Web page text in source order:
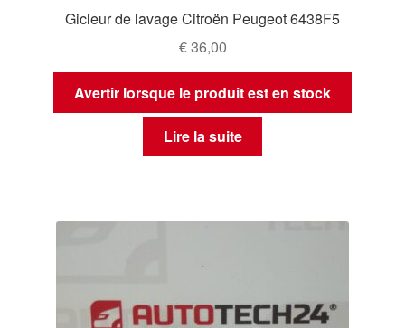
Gicleur de lavage Citroën Peugeot 6438F5
€36,00
Avertir lorsque le produit est en stock
Lire la suite